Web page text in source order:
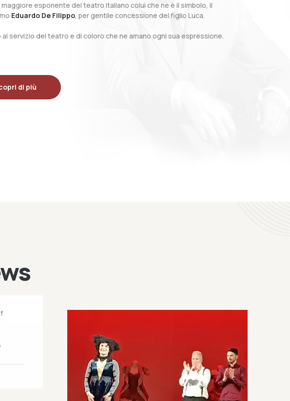
esponente del teatro italiano colui che ne è il simbolo, il
Eduardo De Filippo, per gentile concessione del figlio Luca.
servizio del teatro e di coloro che ne amano ogni sua espressione.
di più